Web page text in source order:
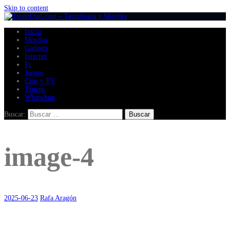
Skip to content
Inicio
Móviles
Gadgets
Internet
Pc
Juegos
Cine y TV
Trucos
WhatsApp
Buscar:
image-4
2025-06-23 Rafa Aragón